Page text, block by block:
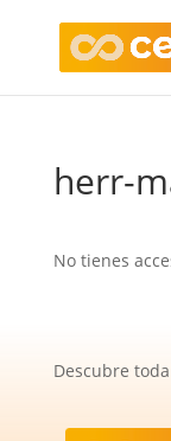
herr-
No tienes
Descubre